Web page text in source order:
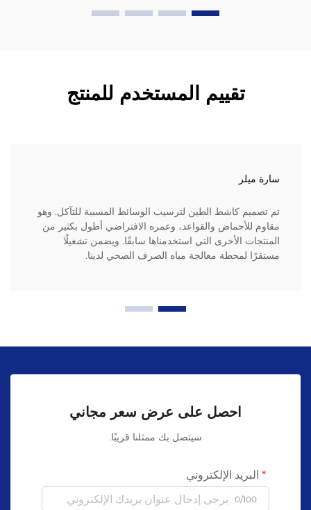
تقييم المستخدم للمنتج
سارة ميلر
تم تصميم كاشط الطين لترسيب الوسائط المسببة للتآكل. وهو
مقاوم للأحماض والقواعد، وعمره الافتراضي أطول بكثير من
المنتجات الأخرى التي استخدمناها سابقًا. ويضمن تشغيلًا
مستقرًا لمحطة معالجة مياه الصرف الصحي لدينا.
احصل على عرض سعر مجاني
سيتصل بك ممثلنا قريبًا.
البريد الإلكتروني
0/100